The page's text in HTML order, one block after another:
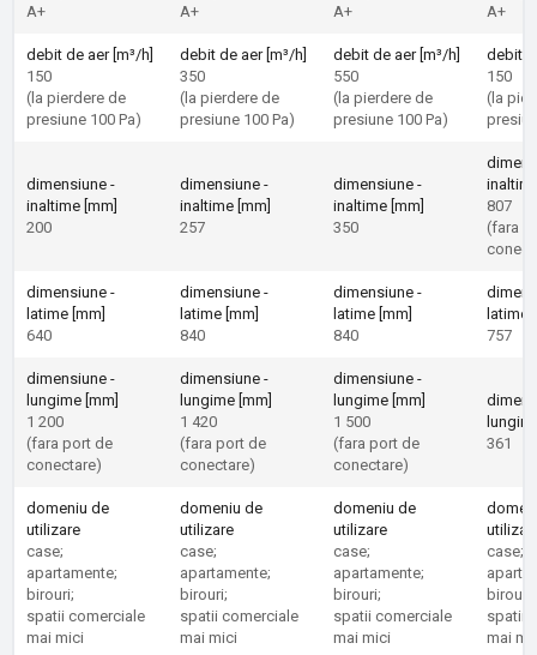
A+
A+
A+
A+
debit de aer [m³/h]
150
(la pierdere de
presiune 100 Pa)
debit de aer [m³/h]
350
(la pierdere de
presiune 100 Pa)
debit de aer [m³/h]
550
(la pierdere de
presiune 100 Pa)
debit
150
(la
dimensiune -
inaltime [mm]
200
dimensiune -
inaltime [mm]
257
dimensiune -
inaltime [mm]
350
807
(fara
dimensiune -
latime [mm]
640
dimensiune -
latime [mm]
840
dimensiune -
latime [mm]
840
latime
757
dimensiune -
lungime [mm]
1 200
(fara port de
conectare)
dimensiune -
lungime [mm]
1 420
(fara port de
conectare)
dimensiune -
lungime [mm]
1 500
(fara port de
conectare)
361
domeniu de
utilizare
case;
apartamente;
birouri;
spatii comerciale
mai mici
domeniu de
utilizare
case;
apartamente;
birouri;
spatii comerciale
mai mici
domeniu de
utilizare
case;
apartamente;
birouri;
spatii comerciale
mai mici
case;
birouri;
spatii
mai